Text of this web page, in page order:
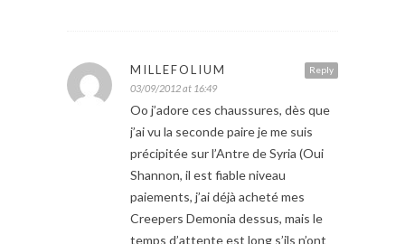
Reply
MILLEFOLIUM
03/09/2012 at 16:49
Oo j’adore ces chaussures, dès que
j’ai vu la seconde paire je me suis
précipitée sur l’Antre de Syria (Oui
Shannon, il est fiable niveau
paiements, j’ai déjà acheté mes
Creepers Demonia dessus, mais le
temps d’attente est long s’ils n’ont